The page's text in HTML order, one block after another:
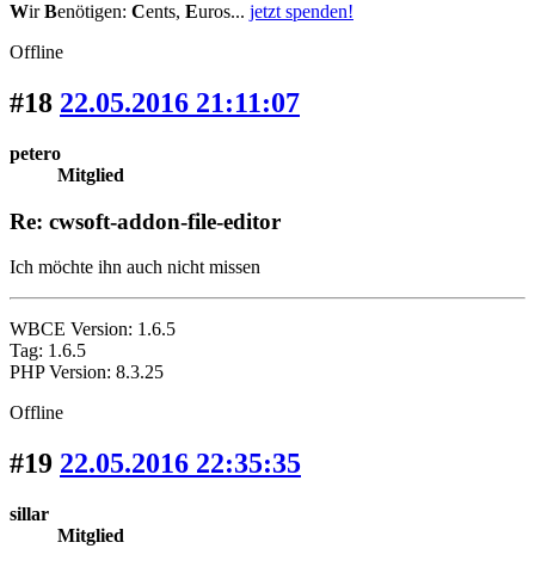
WirBenötigen: Cents, Euros... jetzt spenden!
Offline
#18 22.05.2016 21:11:07
petero
Mitglied
Re: cwsoft-addon-file-editor
Ich möchte ihn auch nicht missen
WBCE Version: 1.6.5
Tag: 1.6.5
PHP Version: 8.3.25
Offline
#19 22.05.2016 22:35:35
sillar
Mitglied